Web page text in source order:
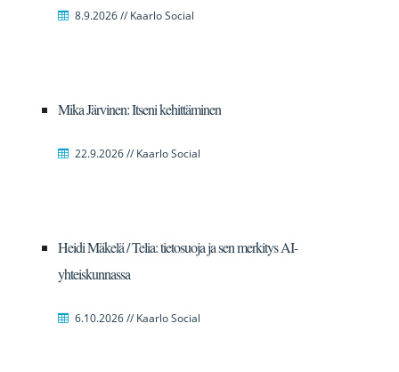
8.9.2026 // Kaarlo Social
Mika Järvinen: Itseni kehittäminen
22.9.2026 // Kaarlo Social
Heidi Mäkelä / Telia: tietosuoja ja sen merkitys AI-
yhteiskunnassa
6.10.2026 // Kaarlo Social